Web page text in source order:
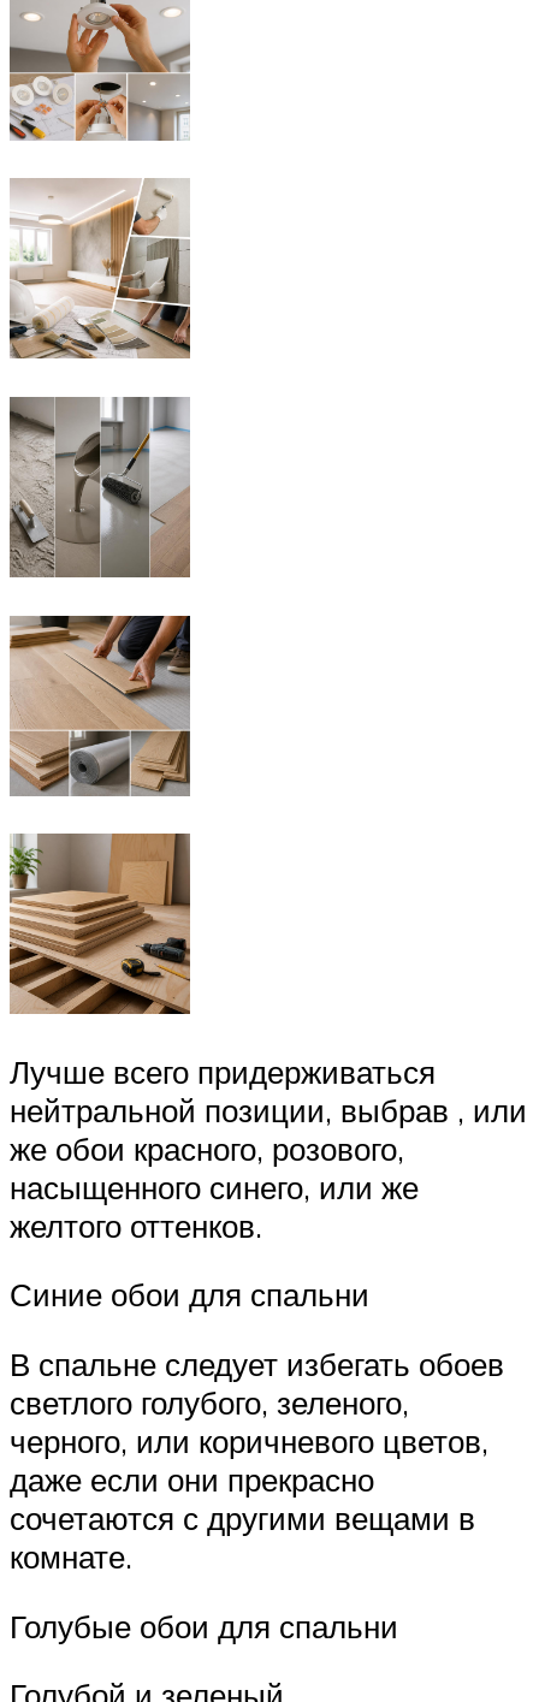
Лучше всего придерживаться
нейтральной позиции, выбрав , или
же обои красного, розового,
насыщенного синего, или же
желтого оттенков.
Синие обои для спальни
В спальне следует избегать обоев
светлого голубого, зеленого,
черного, или коричневого цветов,
даже если они прекрасно
сочетаются с другими вещами в
комнате.
Голубые обои для спальни